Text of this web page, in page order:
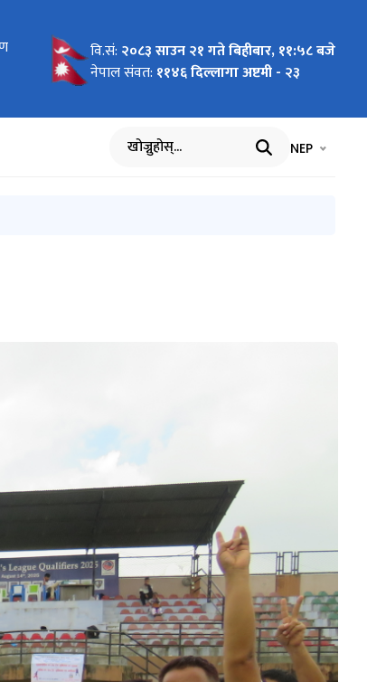
वि.सं: २०८३ साउन २१ गते बिहीबार, ११:५८ बजे
नेपाल संवत: ११४६ दिल्लागा अष्टमी - २३
खोज्नुहोस् भाषा चयन
NEP